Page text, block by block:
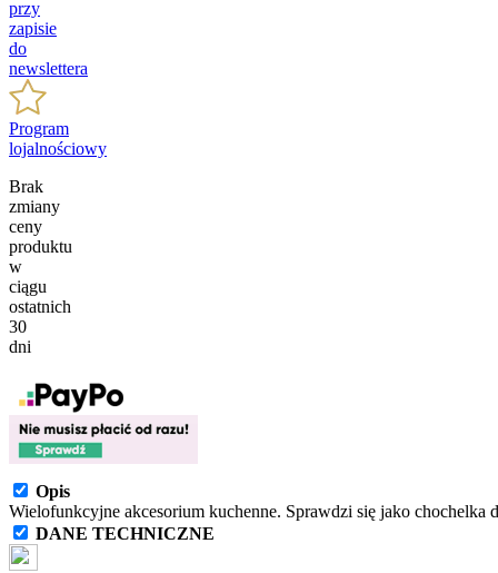
przy
zapisie
do
newslettera
Program
lojalnościowy
Brak
zmiany
ceny
produktu
w
ciągu
ostatnich
30
dni
Opis
Wielofunkcyjne akcesorium kuchenne. Sprawdzi się jako chochelka
DANE TECHNICZNE